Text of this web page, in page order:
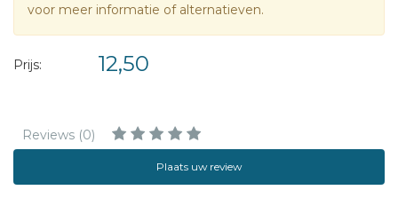
voor meer informatie of alternatieven.
Prijs: 12,50
Reviews (0)
Plaats uw review